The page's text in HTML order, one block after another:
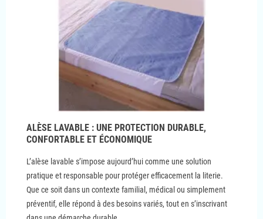
ALÈSE LAVABLE : UNE PROTECTION DURABLE,
CONFORTABLE ET ÉCONOMIQUE
L’alèse lavable s’impose aujourd’hui comme une solution
pratique et responsable pour protéger efficacement la literie.
Que ce soit dans un contexte familial, médical ou simplement
préventif, elle répond à des besoins variés, tout en s’inscrivant